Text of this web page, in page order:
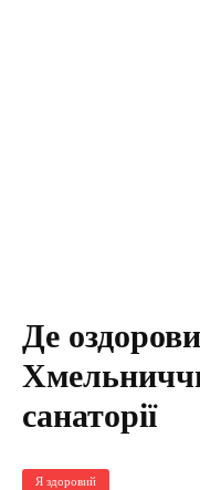
Де
санаторії
Я здоровий